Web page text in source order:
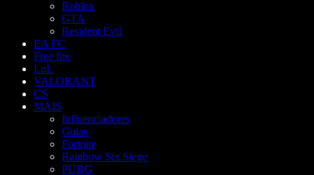
Roblox
GTA
Resident Evil
EA FC
Free fire
LoL
VALORANT
CS
MAIS
Influenciadores
Guias
Fortnite
Rainbow Six Siege
PUBG